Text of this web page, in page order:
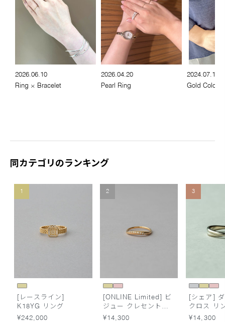
2026.06.10
Ring × Bracelet
2026.04.20
Pearl Ring
2024.07.17
Gold Color
同カテゴリのランキング
1
[レースライン]
K18YG リング
¥242,000
2
[ONLINE Limited] ビ
ジュー クレセントム
ーン リング
¥14,300
3
[シェア]
クロス リ
¥14,300